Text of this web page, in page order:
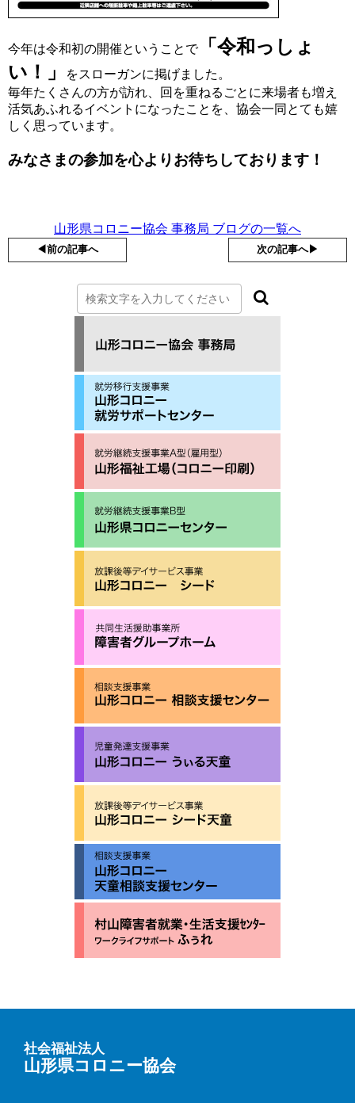
今年は令和初の開催ということで「令和っしょ
い！」
をスローガンに掲げました。
毎年たくさんの方が訪れ、回を重ねるごとに来場者も増え
活気あふれるイベントになったことを、協会一同とても嬉
しく思っています。
みなさまの参加を心よりお待ちしております！
山形県コロニー協会 事務局 ブログの一覧へ
◀︎前の記事へ 次の記事へ▶︎
社会福祉法人
山形県コロニー協会